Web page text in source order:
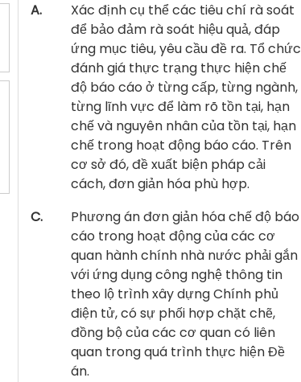
A.
Xác định cụ thể các tiêu chí rà soát
để bảo đảm rà soát hiệu quả, đáp
ứng mục tiêu, yêu cầu đề ra. Tổ chức
đánh giá thực trạng thực hiện chế
độ báo cáo ở từng cấp, từng ngành,
từng lĩnh vực để làm rõ tồn tại, hạn
chế và nguyên nhân của tồn tại, hạn
chế trong hoạt động báo cáo. Trên
cơ sở đó, đề xuất biện pháp cải
cách, đơn giản hóa phù hợp.
C.
Phương án đơn giản hóa chế độ báo
cáo trong hoạt động của các cơ
quan hành chính nhà nước phải gắn
với ứng dụng công nghệ thông tin
theo lộ trình xây dựng Chính phủ
điện tử, có sự phối hợp chặt chẽ,
đồng bộ của các cơ quan có liên
quan trong quá trình thực hiện Đề
án.